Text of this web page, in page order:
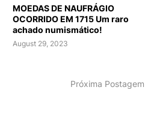
MOEDAS DE NAUFRÁGIO
OCORRIDO EM 1715 Um raro
achado numismático!
August 29, 2023
Próxima Postagem